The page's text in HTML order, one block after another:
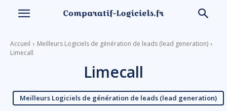
Accueil
Meilleurs Logiciels de génération de leads (lead generation)
Limecall
Limecall
Meilleurs Logiciels de génération de leads (lead generation)